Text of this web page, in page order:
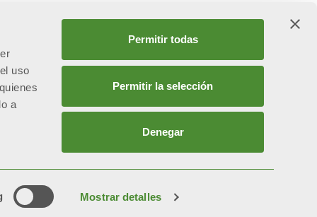
uso
a
Mostrar detalles
Permitir todas
Permitir la selección
Denegar